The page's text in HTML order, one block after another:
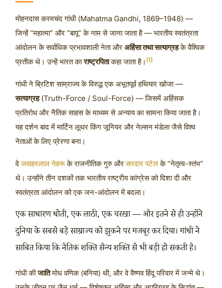
मोहनदास करमचंद गांधी (Mahatma Gandhi, 1869–1948) —
जिन्हें “महात्मा” और “बापू” के नाम से जाना जाता है — भारतीय स्वतंत्रता
आंदोलन के सर्वाधिक प्रभावशाली नेता और अहिंसा तथा सत्याग्रहके वैश्विक
प्रतीक थे। उन्हें भारत काराष्ट्रपिताकहा जाता है। [1]
गांधी ने ब्रिटिश साम्राज्य के विरुद्ध एक अभूतपूर्व हथियार खोजा —
सत्याग्रह(Truth-Force / Soul-Force) — जिसमें अहिंसक
प्रतिरोध और नैतिक साहस के माध्यम से अन्याय का सामना किया जाता है।
यह दर्शन बाद में मार्टिन लूथर किंग जूनियर और नेल्सन मंडेला जैसे विश्व
नेताओं के लिए प्रेरणा बना।
वेजवाहरलाल नेहरूके राजनीतिक गुरु औरसरदार पटेलके “नेतृत्व-स्तंभ”
थे। उन्होंने तीन दशकों तक भारतीय राष्ट्रीय कांग्रेस को दिशा दी और
स्वतंत्रता आंदोलन को एक जन-आंदोलन में बदला।
एक साधारण धोती, एक लाठी, एक चरखा — और इतने से ही उन्होंने
दुनिया के सबसे बड़े साम्राज्य को झुकने पर मजबूर कर दिया। गांधी ने
साबित किया कि नैतिक शक्ति सैन्य शक्ति से भी बड़ी हो सकती है।
गांधी कीजातिमोध वणिक (बनिया) थी, और वे वैष्णव हिंदू परिवार में जन्मे थे।